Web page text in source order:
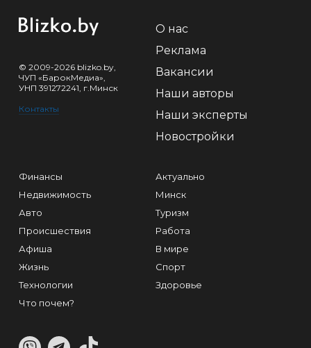
© 2009-2026 blizko.by,
ЧУП «БарокМедиа»,
УНП 391272241, г.Минск
Контакты
О нас
Реклама
Вакансии
Наши авторы
Наши эксперты
Новостройки
Финансы
Недвижимость
Авто
Происшествия
Афиша
Жизнь
Технологии
Что почем?
Актуально
Минск
Туризм
Работа
В мире
Спорт
Здоровье